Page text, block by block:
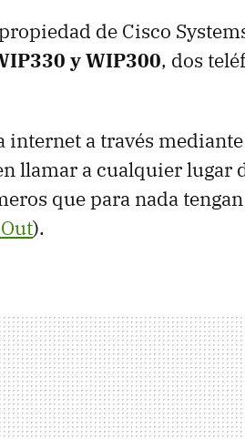
de Cisco
y WIP300, dos
internet a través
llamar a cualquier lugar
que para nada
).